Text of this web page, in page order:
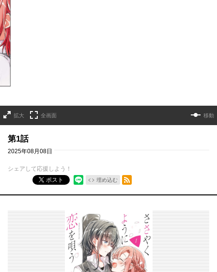
拡大 全画面 移動
第1話
2025年08月08日
シェアして応援しよう！
ポスト
埋め込む
RSSフィード